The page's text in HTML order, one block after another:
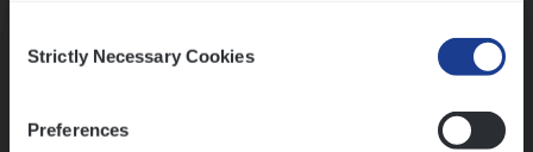
Selection
Strictly Necessary Cookies
Preferences